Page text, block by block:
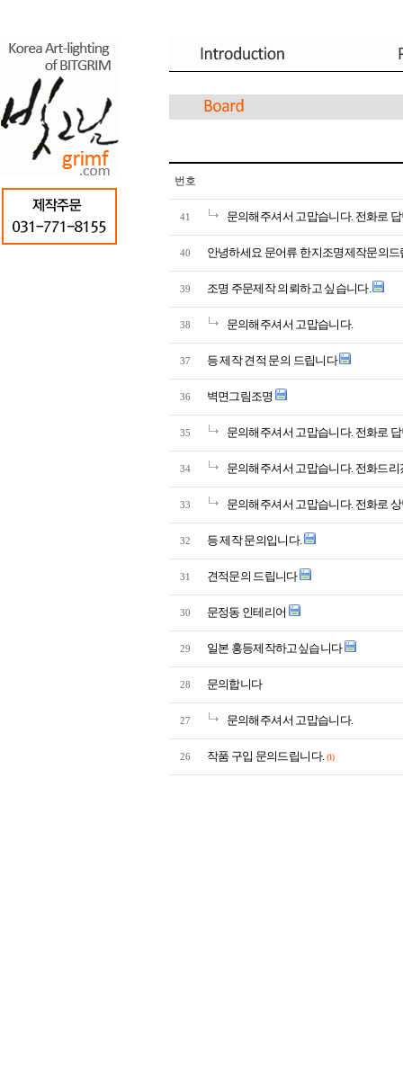
번호
41 문의해주셔서 고맙습니다. 전화로
40 안녕하세요 문어류 한지조명제작문의드
39 조명 주문제작 의뢰하고 싶습니다.
38 문의해주셔서 고맙습니다.
37 등 제작 견적 문의 드립니다
36 벽면그림조명
35 문의해주셔서 고맙습니다. 전화로
34 문의해주셔서 고맙습니다. 전화드리
33 문의해주셔서 고맙습니다. 전화로
32 등 제작 문의입니다.
31 견적문의 드립니다
30 문정동 인테리어
29 일본 홍등제작하고싶습니다
28 문의합니다
27 문의해주셔서 고맙습니다.
26 작품 구입 문의드립니다. (1)